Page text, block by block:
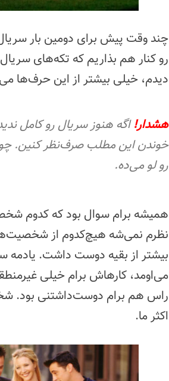
چند وقت پیش برای دومین بار
رو کنار هم بذاریم که تکه‌های
دیدم، خیلی بیشتر از این حرف‌ها
هشدار!اگه هنوز سریال رو کامل
خوندن این مطلب صرف‌نظر کنین.
رو لو می‌ده.
همیشه برام سوال بود که کدوم
نظرم نمی‌شه هیچ‌کدوم از شخصیت‌ها
بیشتر از بقیه دوست داشت. یادمه
می‌اومد، کارهاش برام خیلی
راس هم برام دوست‌داشتنی بود.
اکثر ما.